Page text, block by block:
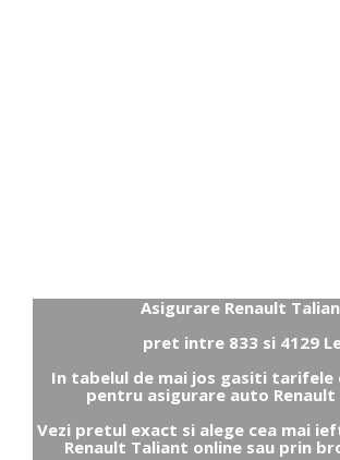
Asigurare Renault
pret intre 833 si 4129
In tabelul de mai jos gasiti
pentru asigurare auto Renault
Vezi pretul exact si alege cea mai
Renault Taliant online sau prin